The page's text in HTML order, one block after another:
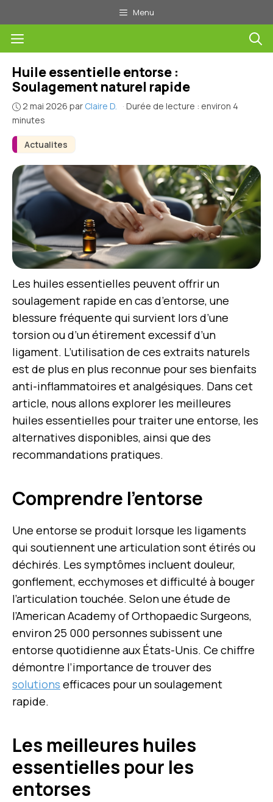
au
contenu
Menu
Menu
Actualites
Huile essentielle entorse :
Soulagement naturel rapide
2 mai 2026 par Claire D. · Durée de lecture : environ 4
minutes
Les huiles essentielles peuvent offrir un
soulagement rapide en cas d’entorse, une
blessure fréquente qui survient lors d’une
torsion ou d’un étirement excessif d’un
ligament. L’utilisation de ces extraits naturels
est de plus en plus reconnue pour ses bienfaits
anti-inflammatoires et analgésiques. Dans cet
article, nous allons explorer les meilleures
huiles essentielles pour traiter une entorse, les
alternatives disponibles, ainsi que des
recommandations pratiques.
Comprendre l’entorse
Une entorse se produit lorsque les ligaments
qui soutiennent une articulation sont étirés ou
déchirés. Les symptômes incluent douleur,
gonflement, ecchymoses et difficulté à bouger
l’articulation touchée. Selon une étude de
l’American Academy of Orthopaedic Surgeons,
environ 25 000 personnes subissent une
entorse quotidienne aux États-Unis. Ce chiffre
démontre l’importance de trouver des
solutions efficaces pour un soulagement
rapide.
Les meilleures huiles
essentielles pour les
entorses